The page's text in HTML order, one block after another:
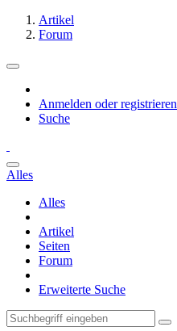
Artikel
Forum
Anmelden oder registrieren
Suche
Alles
Alles
Artikel
Seiten
Forum
Erweiterte Suche